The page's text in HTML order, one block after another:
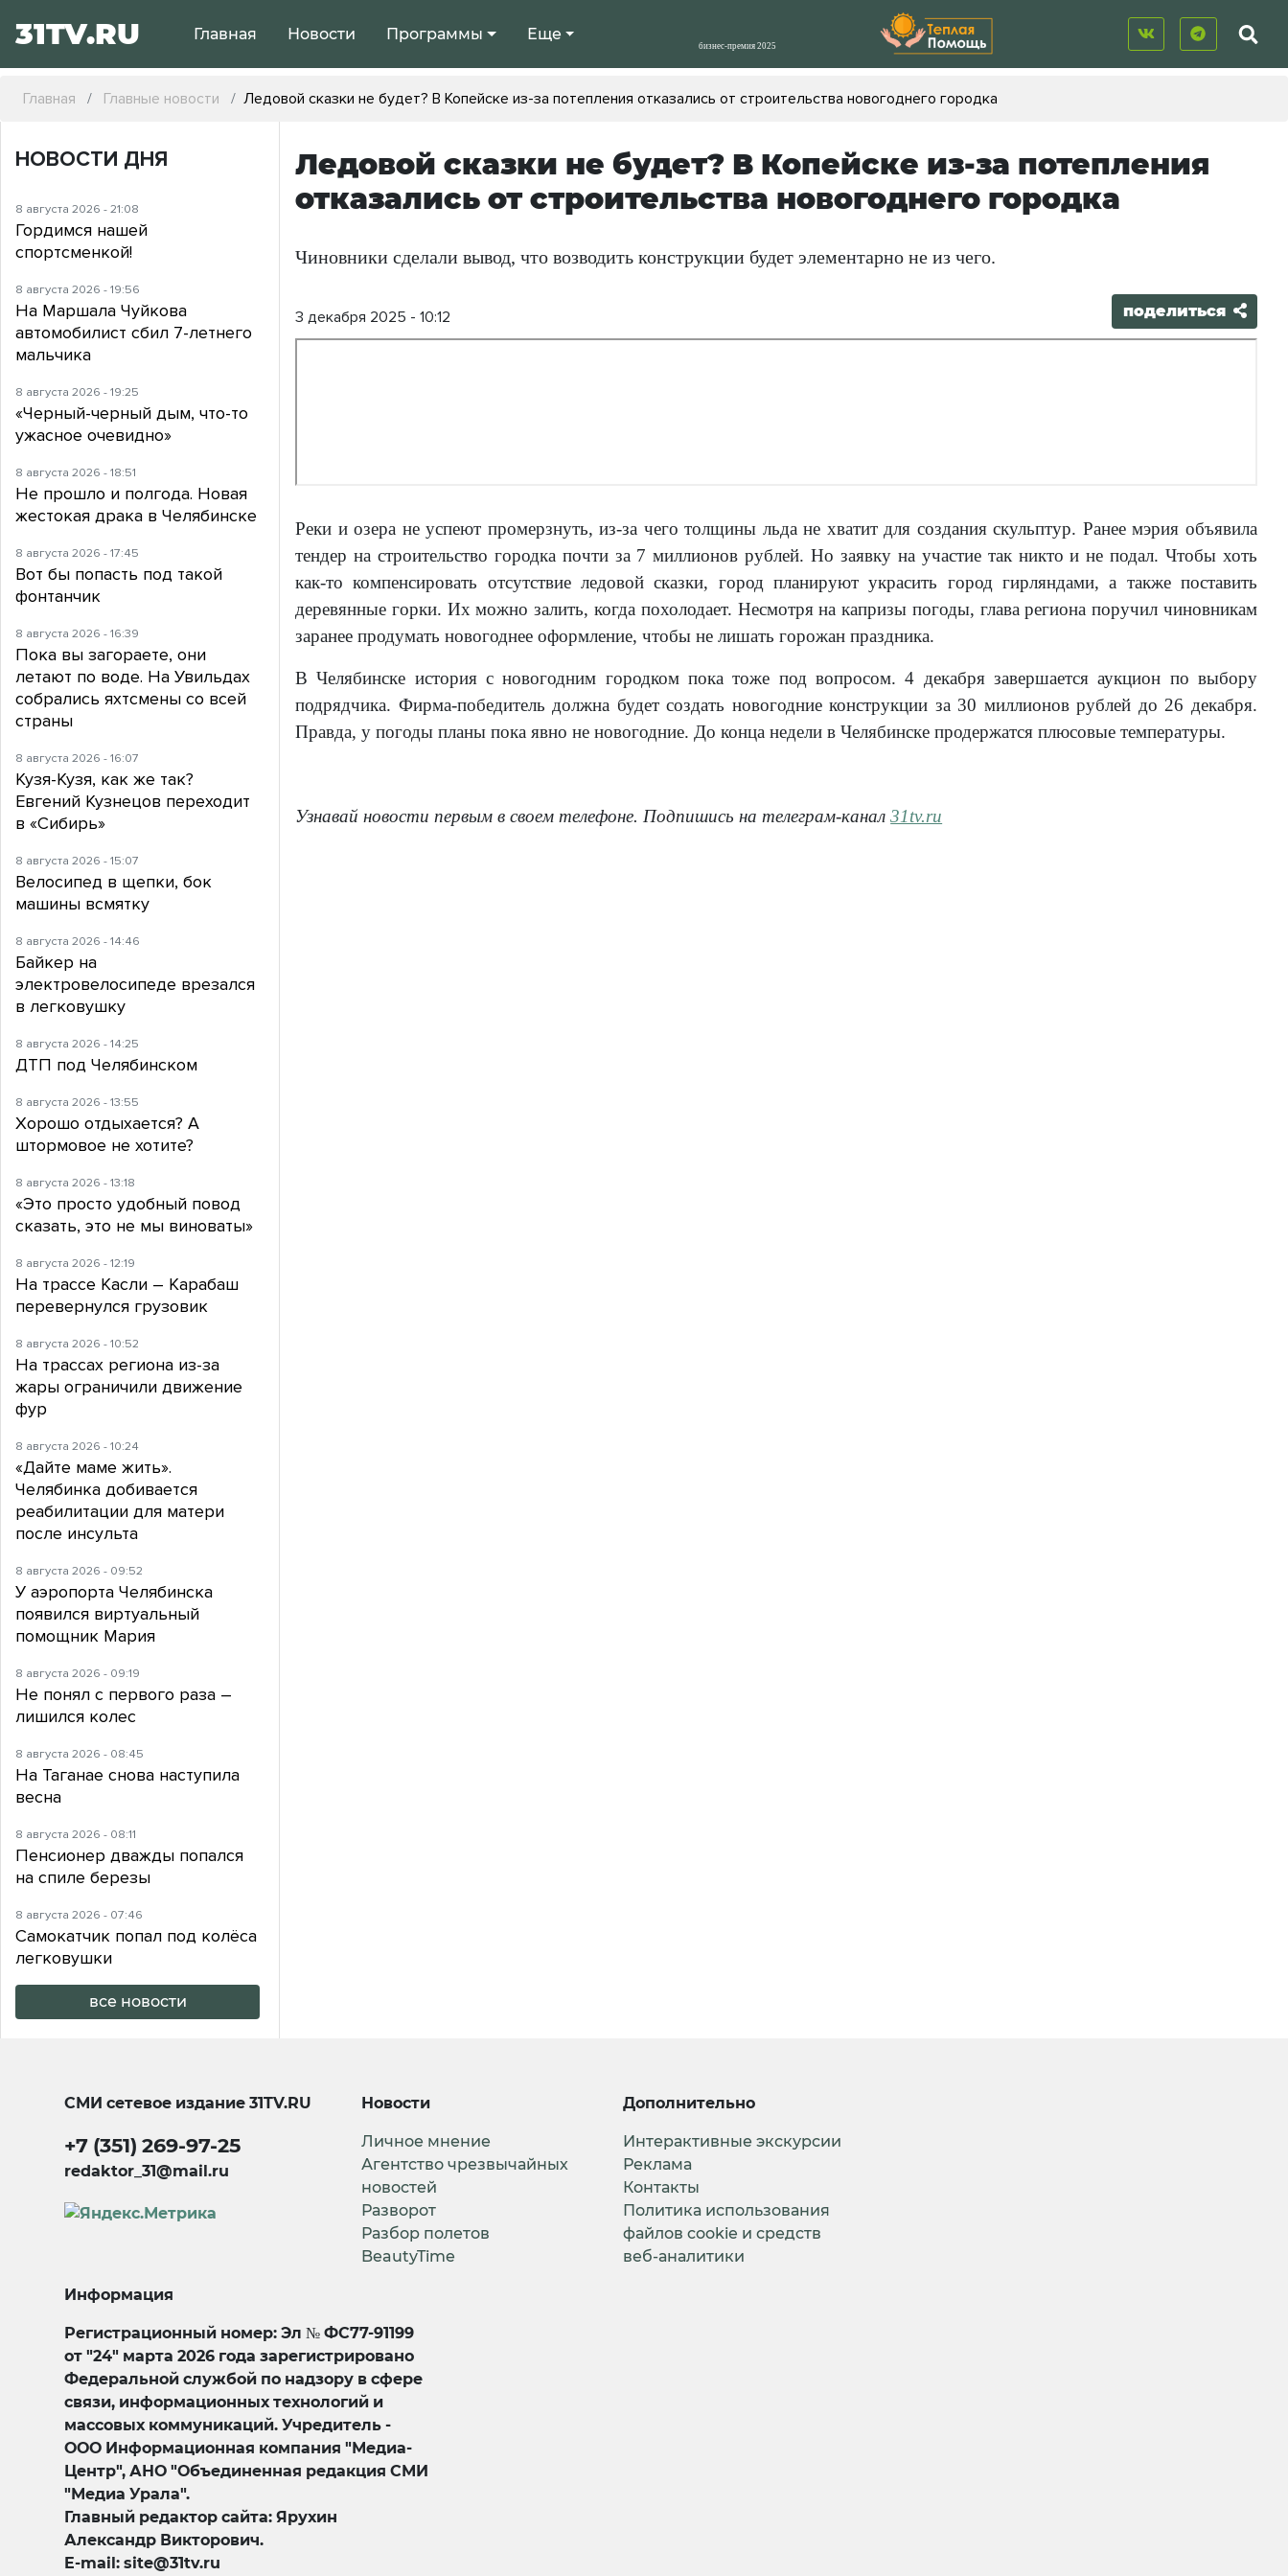
31TV.RU Главная Новости Программы Еще
Главная Главные новости Ледовой сказки не будет? В Копейске из-за потепления отказались от строительства новогоднего городка
Ледовой сказки не будет? В Копейске из-за потепления
отказались от строительства новогоднего городка
Чиновники сделали вывод, что возводить конструкции будет элементарно не из чего.
3 декабря 2025 - 10:12 поделиться
Реки и озера не успеют промерзнуть, из-за чего толщины льда не хватит для создания скульптур. Ранее мэрия объявила
тендер на строительство городка почти за 7 миллионов рублей. Но заявку на участие так никто и не подал. Чтобы хоть
как-то компенсировать отсутствие ледовой сказки, город планируют украсить город гирляндами, а также поставить
деревянные горки. Их можно залить, когда похолодает. Несмотря на капризы погоды, глава региона поручил чиновникам
заранее продумать новогоднее оформление, чтобы не лишать горожан праздника.
В Челябинске история с новогодним городком пока тоже под вопросом. 4 декабря завершается аукцион по выбору
подрядчика. Фирма-победитель должна будет создать новогодние конструкции за 30 миллионов рублей до 26 декабря.
Правда, у погоды планы пока явно не новогодние. До конца недели в Челябинске продержатся плюсовые температуры.
Узнавай новости первым в своем телефоне. Подпишись на телеграм-канал31tv.ru
НОВОСТИ ДНЯ
8 августа 2026 - 21:08
Гордимся нашей
спортсменкой!
8 августа 2026 - 19:56
На Маршала Чуйкова
автомобилист сбил 7-летнего
мальчика
8 августа 2026 - 19:25
«Черный-черный дым, что-то
ужасное очевидно»
8 августа 2026 - 18:51
Не прошло и полгода. Новая
жестокая драка в Челябинске
8 августа 2026 - 17:45
Вот бы попасть под такой
фонтанчик
8 августа 2026 - 16:39
Пока вы загораете, они
летают по воде. На Увильдах
собрались яхтсмены со всей
страны
8 августа 2026 - 16:07
Кузя-Кузя, как же так?
Евгений Кузнецов переходит
в «Сибирь»
8 августа 2026 - 15:07
Велосипед в щепки, бок
машины всмятку
8 августа 2026 - 14:46
Байкер на
электровелосипеде врезался
в легковушку
8 августа 2026 - 14:25
ДТП под Челябинском
8 августа 2026 - 13:55
Хорошо отдыхается? А
штормовое не хотите?
8 августа 2026 - 13:18
«Это просто удобный повод
сказать, это не мы виноваты»
8 августа 2026 - 12:19
На трассе Касли – Карабаш
перевернулся грузовик
8 августа 2026 - 10:52
На трассах региона из-за
жары ограничили движение
фур
8 августа 2026 - 10:24
«Дайте маме жить».
Челябинка добивается
реабилитации для матери
после инсульта
8 августа 2026 - 09:52
У аэропорта Челябинска
появился виртуальный
помощник Мария
8 августа 2026 - 09:19
Не понял с первого раза –
лишился колес
8 августа 2026 - 08:45
На Таганае снова наступила
весна
8 августа 2026 - 08:11
Пенсионер дважды попался
на спиле березы
8 августа 2026 - 07:46
Самокатчик попал под колёса
легковушки
все новости
СМИ сетевое издание31TV.RU
+7 (351) 269-97-25
redaktor_31@mail.ru
Новости
Личное мнение
Агентство чрезвычайных
новостей
Разворот
Разбор полетов
BeautyTime
Дополнительно
Интерактивные экскурсии
Реклама
Контакты
Политика использования
файлов cookie и средств
веб-аналитики
Информация
Регистрационный номер: Эл № ФС77-91199
от "24" марта 2026 года зарегистрировано
Федеральной службой по надзору в сфере
связи, информационных технологий и
массовых коммуникаций. Учредитель -
ООО Информационная компания "Медиа-
Центр", АНО "Объединенная редакция СМИ
"Медиа Урала".
Главный редактор сайта: Ярухин
Александр Викторович.
E-mail: site@31tv.ru